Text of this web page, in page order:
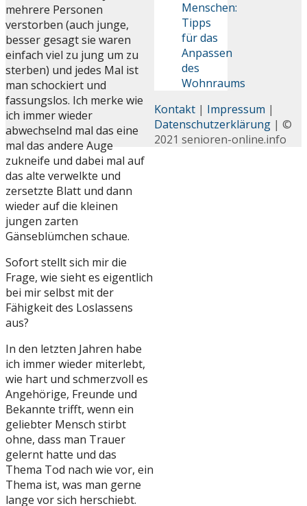
Menschen:
Tipps
für das
Anpassen
des
Wohnraums
mehrere Personen
verstorben (auch junge,
besser gesagt sie waren
einfach viel zu jung um zu
sterben) und jedes Mal ist
man schockiert und
fassungslos. Ich merke wie
ich immer wieder
abwechselnd mal das eine
mal das andere Auge
zukneife und dabei mal auf
das alte verwelkte und
zersetzte Blatt und dann
wieder auf die kleinen
jungen zarten
Gänseblümchen schaue.
Sofort stellt sich mir die
Frage, wie sieht es eigentlich
bei mir selbst mit der
Fähigkeit des Loslassens
aus?
In den letzten Jahren habe
ich immer wieder miterlebt,
wie hart und schmerzvoll es
Angehörige, Freunde und
Bekannte trifft, wenn ein
geliebter Mensch stirbt
ohne, dass man Trauer
gelernt hatte und das
Thema Tod nach wie vor, ein
Thema ist, was man gerne
lange vor sich herschiebt.
Kontakt | Impressum |
Datenschutzerklärung | ©
2021 senioren-online.info